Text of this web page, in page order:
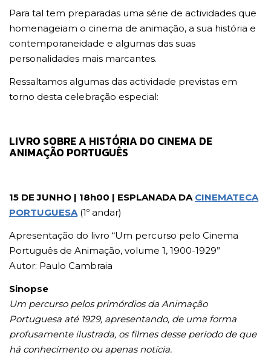
Para tal tem preparadas uma série de actividades que
homenageiam o cinema de animação, a sua história e
contemporaneidade e algumas das suas
personalidades mais marcantes.
Ressaltamos algumas das actividade previstas em
torno desta celebração especial:
LIVRO SOBRE A HISTÓRIA DO CINEMA DE
ANIMAÇÃO PORTUGUÊS
15 DE JUNHO | 18h00 | ESPLANADA DA CINEMATECA
PORTUGUESA (1º andar)
Apresentação do livro “Um percurso pelo Cinema
Português de Animação, volume 1, 1900-1929”
Autor: Paulo Cambraia
Sinopse
Um percurso pelos primórdios da Animação
Portuguesa até 1929, apresentando, de uma forma
profusamente ilustrada, os filmes desse período de que
há conhecimento ou apenas notícia.